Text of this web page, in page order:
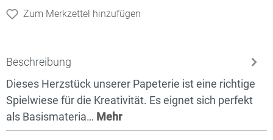
Zum Merkzettel hinzufügen
Beschreibung
Dieses Herzstück unserer Papeterie ist eine richtige
Spielwiese für die Kreativität. Es eignet sich perfekt
als Basismateria… Mehr